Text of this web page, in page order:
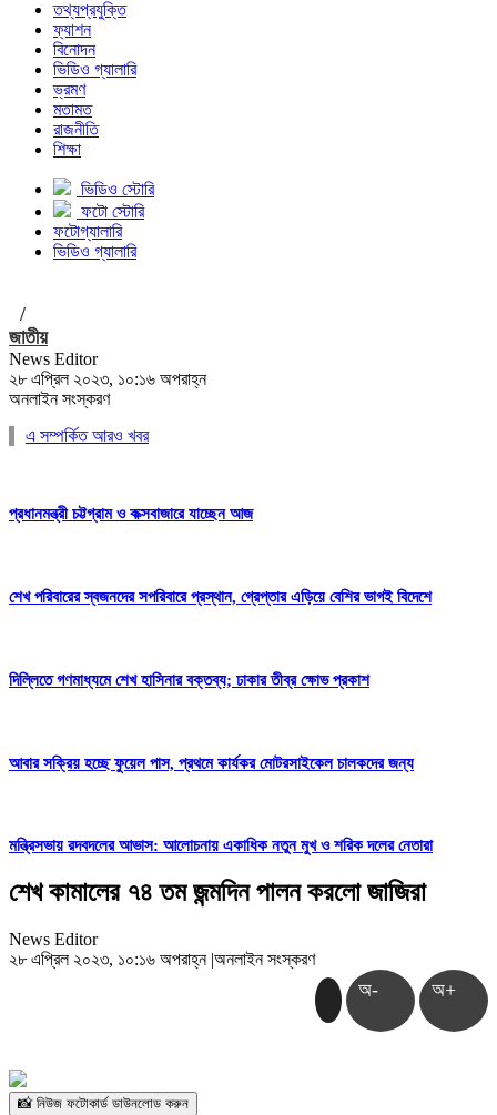
তথ্যপ্রযুক্তি
ফ্যাশন
বিনোদন
ভিডিও গ্যালারি
ভ্রমণ
মতামত
রাজনীতি
শিক্ষা
ভিডিও স্টোরি
ফটো স্টোরি
ফটোগ্যালারি
ভিডিও গ্যালারি
/
জাতীয়
News Editor
২৮ এপ্রিল ২০২৩, ১০:১৬ অপরাহ্ন
অনলাইন সংস্করণ
এ সম্পর্কিত আরও খবর
প্রধানমন্ত্রী চট্টগ্রাম ও কক্সবাজারে যাচ্ছেন আজ
শেখ পরিবারের স্বজনদের সপরিবারে প্রস্থান, গ্রেপ্তার এড়িয়ে বেশির ভাগই বিদেশে
দিল্লিতে গণমাধ্যমে শেখ হাসিনার বক্তব্য; ঢাকার তীব্র ক্ষোভ প্রকাশ
আবার সক্রিয় হচ্ছে ফুয়েল পাস, প্রথমে কার্যকর মোটরসাইকেল চালকদের জন্য
মন্ত্রিসভায় রদবদলের আভাস: আলোচনায় একাধিক নতুন মুখ ও শরিক দলের নেতারা
শেখ কামালের ৭৪ তম জন্মদিন পালন করলো জাজিরা
News Editor
২৮ এপ্রিল ২০২৩, ১০:১৬ অপরাহ্ন |অনলাইন সংস্করণ
অ- অ+
📸 নিউজ ফটোকার্ড ডাউনলোড করুন